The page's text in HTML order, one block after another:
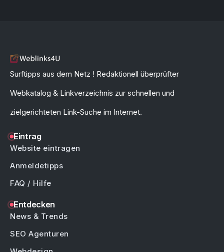
Surftipps aus dem Netz ! Redaktionell überprüfter
Webkatalog & Linkverzeichnis zur schnellen und
zielgerichteten Link-Suche im Internet.
Eintrag
Website eintragen
Anmeldetipps
FAQ / Hilfe
Entdecken
News & Trends
SEO Agenturen